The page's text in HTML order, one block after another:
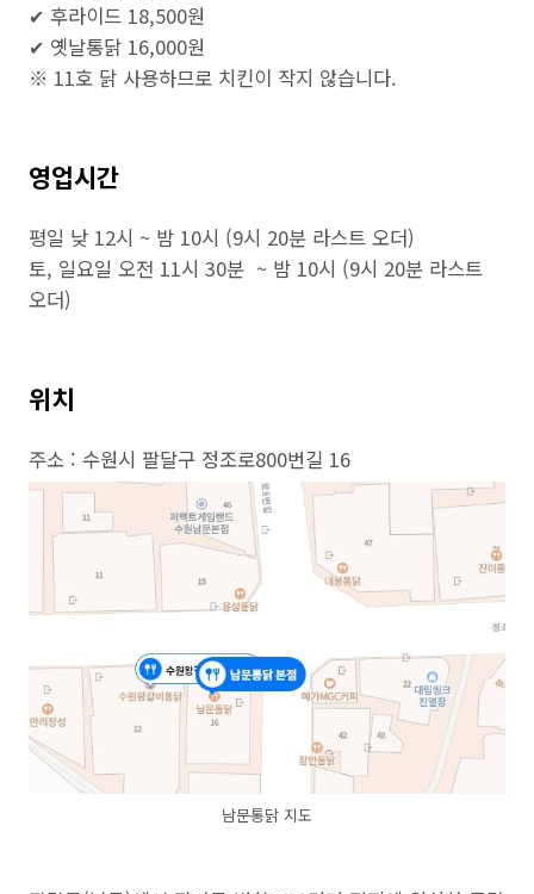
✔ 후라이드 18,500원
✔ 옛날통닭 16,000원
※ 11호 닭 사용하므로 치킨이 작지 않습니다.
영업시간
평일 낮 12시 ~ 밤 10시 (9시 20분 라스트 오더)
토, 일요일 오전 11시 30분 ~ 밤 10시 (9시 20분 라스트
오더)
위치
주소 : 수원시 팔달구 정조로800번길 16
남문통닭 지도